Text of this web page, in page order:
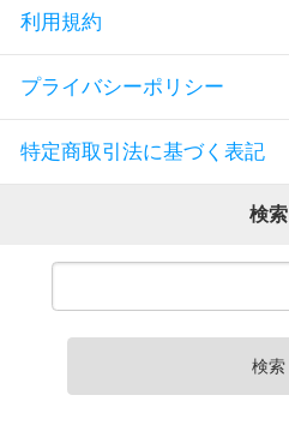
利用規約
プライバシーポリシー
特定商取引法に基づく表記
検索
検索